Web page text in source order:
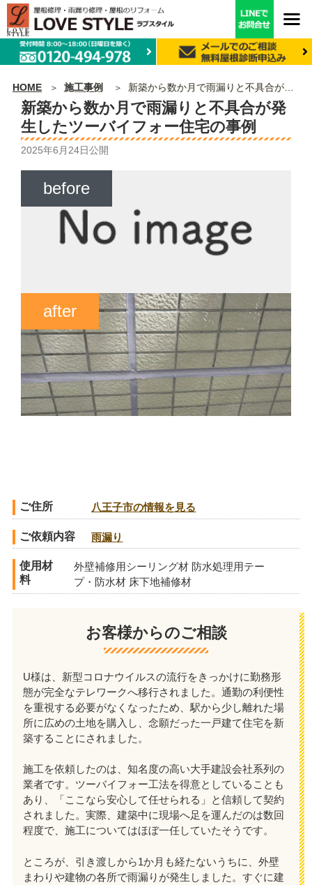
HOME 施工事例 新築から数か月で雨漏りと不具合が発生したツーバイフォー住宅の事例
新築から数か月で雨漏りと不具合が発
生したツーバイフォー住宅の事例
2025年6月24日公開
before
after
ご住所 八王子市の情報を見る
ご依頼内容 雨漏り
使用材
料
外壁補修用シーリング材 防水処理用テー
プ・防水材 床下地補修材
お客様からのご相談
U様は、新型コロナウイルスの流行をきっかけに勤務形
態が完全なテレワークへ移行されました。通勤の利便性
を重視する必要がなくなったため、駅から少し離れた場
所に広めの土地を購入し、念願だった一戸建て住宅を新
築することにされました。
施工を依頼したのは、知名度の高い大手建設会社系列の
業者です。ツーバイフォー工法を得意としていることも
あり、「ここなら安心して任せられる」と信頼して契約
されました。実際、建築中に現場へ足を運んだのは数回
程度で、施工についてはほぼ一任していたそうです。
ところが、引き渡しから1か月も経たないうちに、外壁
まわりや建物の各所で雨漏りが発生しました。すぐに建